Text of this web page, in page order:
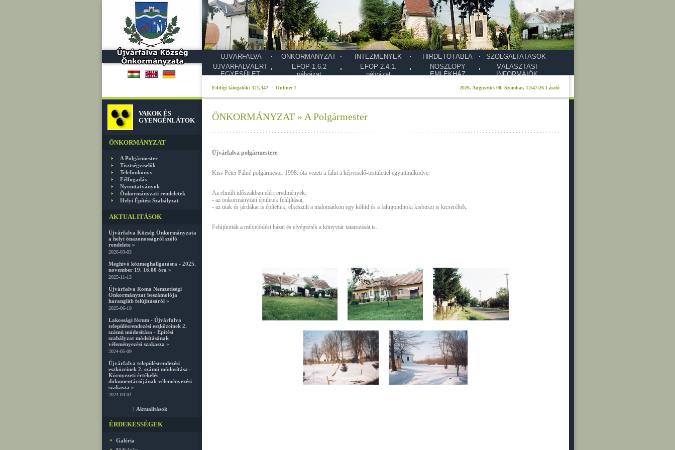
ÚJVÁRFALVA ÖNKORMÁNYZAT INTÉZMÉNYEK HIRDETŐTÁBLA
SZOLGÁLTATÁSOK
ÚJVÁRFALVÁÉRT
EGYESÜLET
EFOP-1.6.2
pályázat
EFOP-2.4.1.
pályázat
NOSZLOPY
EMLÉKHÁZ
VÁLASZTÁSI
INFORMÁIÓK
Eddigi látogatók: 321,347 · Online: 1
VAKOK ÉS
GYENGÉNLÁTOK
ÖNKORMÁNYZAT
A Polgármester
Tisztségviselők
Telefonkönyv
Félfogadás
Nyomtatványok
Önkormányzati rendeletek
Helyi Építési Szabályzat
AKTUALITÁSOK
Újvárfalva Község Önkormányzata
a helyi önazonosságról szóló
rendelete »
2026-03-03
Meghívó közmeghallgatásra - 2025.
november 19. 16.00 óra »
2025-11-13
Újvárfalva Roma Nemzetiségi
Önkormányzat beszámolója
harangláb felújításáról »
2025-06-19
Lakossági fórum - Újvárfalva
településrendezési eszközeinek 2.
számú módosítása - Építési
szabályzat módsításának
véleményezési szakasza »
2024-05-09
Újvárfalva településrendezési
eszközeinek 2. számú módosítása -
Környezeti értékelés
dokumentációjának véleményezési
szakasza »
2024-04-04
[ Aktualitások ]
ÉRDEKESSÉGEK
Galéria
ÖNKORMÁNYZAT » A Polgármester
Újvárfalva polgármestere
Kiss Péter Pálné polgármester 1998. óta vezeti a falut a képviselő-testülettel együttműködve.
Az elmúlt időszakban elért eredmények:
- az önkormányzati épületek felújításai,
- az utak és járdákat is építettek, elkészült a malomárkon egy kőhíd és a falugondnoki kisbuszt is kicserélték.
Felújították a művelődési házat és elvégezték a könyvtár tatarozását is.